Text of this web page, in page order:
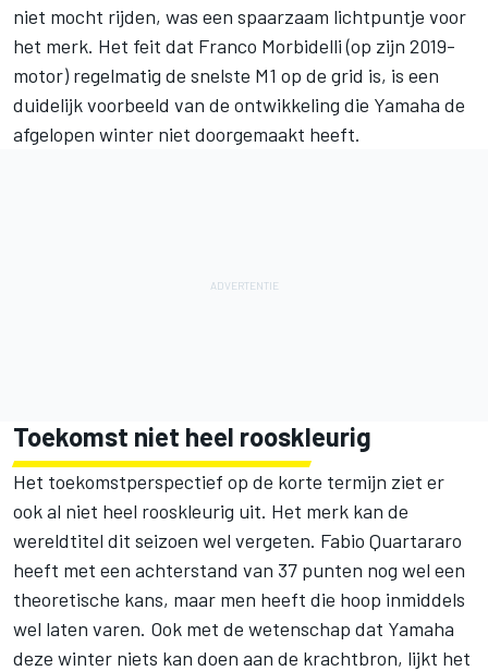
niet mocht rijden, was een spaarzaam lichtpuntje voor
het merk. Het feit dat Franco Morbidelli (op zijn 2019-
motor) regelmatig de snelste M1 op de grid is, is een
duidelijk voorbeeld van de ontwikkeling die Yamaha de
afgelopen winter niet doorgemaakt heeft.
Toekomst niet heel rooskleurig
Het toekomstperspectief op de korte termijn ziet er
ook al niet heel rooskleurig uit. Het merk kan de
wereldtitel dit seizoen wel vergeten. Fabio Quartararo
heeft met een achterstand van 37 punten nog wel een
theoretische kans, maar men heeft die hoop inmiddels
wel laten varen. Ook met de wetenschap dat Yamaha
deze winter niets kan doen aan de krachtbron, lijkt het